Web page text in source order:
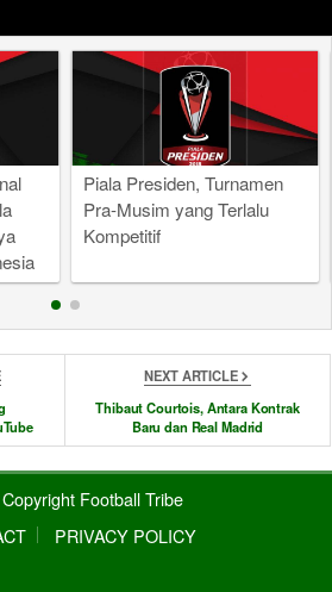
Piala Presiden, Turnamen
Pra-Musim yang Terlalu
Kompetitif
NEXT ARTICLE
Thibaut Courtois, Antara Kontrak
Baru dan Real Madrid
Football Tribe
PRIVACY POLICY